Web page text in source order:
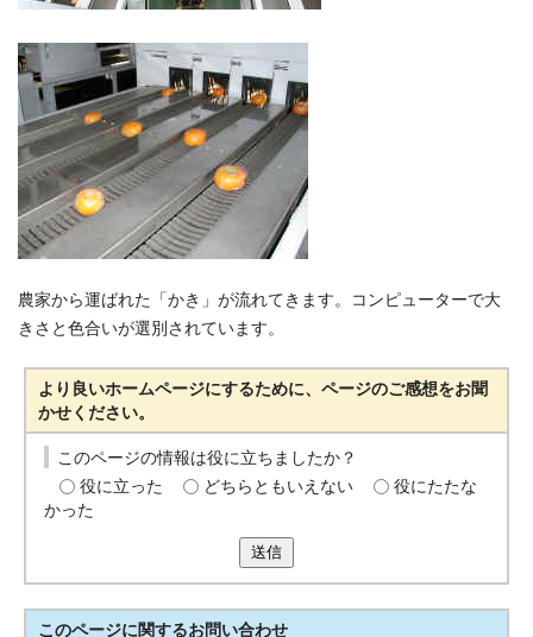
農家から運ばれた「かき」が流れてきます。コンピューターで大
きさと色合いが選別されています。
より良いホームページにするために、ページのご感想をお聞
かせください。
このページの情報は役に立ちましたか？
役に立った
どちらともいえない
役にたたな
かった
送信
このページに関するお問い合わせ